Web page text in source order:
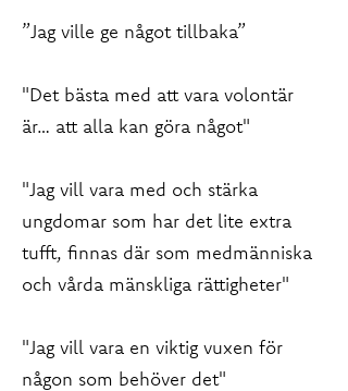
”Jag ville ge något tillbaka”
"Det bästa med att vara volontär
är… att alla kan göra något"
"Jag vill vara med och stärka
ungdomar som har det lite extra
tufft, finnas där som medmänniska
och vårda mänskliga rättigheter"
"Jag vill vara en viktig vuxen för
någon som behöver det"